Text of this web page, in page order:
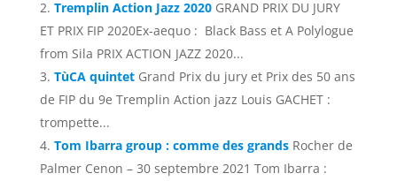
Tremplin Action Jazz 2020 GRAND PRIX DU JURY
ET PRIX FIP 2020Ex-aequo : Black Bass et A Polylogue
from Sila PRIX ACTION JAZZ 2020...
TùCA quintet Grand Prix du jury et Prix des 50 ans
de FIP du 9e Tremplin Action jazz Louis GACHET :
trompette...
Tom Ibarra group : comme des grands Rocher de
Palmer Cenon – 30 septembre 2021 Tom Ibarra :